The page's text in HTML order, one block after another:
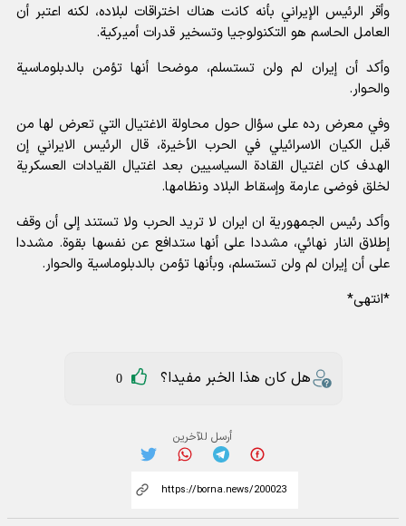
وأقر الرئيس الإيراني بأنه كانت هناك اختراقات لبلاده، لكنه اعتبر أن
العامل الحاسم هو التكنولوجيا وتسخير قدرات أميركية.
وأكد أن إيران لم ولن تستسلم، موضحا أنها تؤمن بالدبلوماسية
والحوار.
وفي معرض رده على سؤال حول محاولة الاغتيال التي تعرض لها من
قبل الکیان الاسرائيلي في الحرب الأخيرة، قال الرئيس الايراني إن
الهدف كان اغتيال القادة السياسيين بعد اغتيال القيادات العسكرية
لخلق فوضى عارمة وإسقاط البلاد ونظامها.
وأكد رئيس الجمهورية ان ايران لا تريد الحرب ولا تستند إلى أن وقف
إطلاق النار نهائي، مشددا على أنها ستدافع عن نفسها بقوة. مشددا
على أن إيران لم ولن تستسلم، وبأنها تؤمن بالدبلوماسية والحوار.
*انتهى*
هل كان هذا الخبر مفيدا؟ 0
أرسل للآخرين